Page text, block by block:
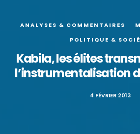
ANALYSES & COMMENTAIRES
POLITIQUE &
Kabila, les élites
l’instrumentalisation
4 FÉVRIER 2013